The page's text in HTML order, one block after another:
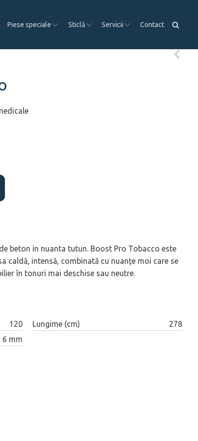
Piese speciale Sticlă Servicii Contact
beton in nuanta tutun. Boost Pro Tobacco este
caldă, intensă, combinată cu nuanțe moi care se
în tonuri mai deschise sau neutre.
120 Lungime (cm)
278
6 mm